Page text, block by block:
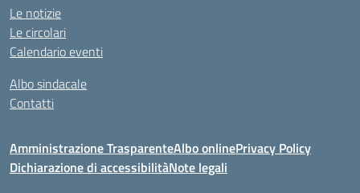
Le notizie
Le circolari
Calendario eventi
Albo sindacale
Contatti
Amministrazione TrasparenteAlbo onlinePrivacy Policy
Dichiarazione di accessibilitàNote legali